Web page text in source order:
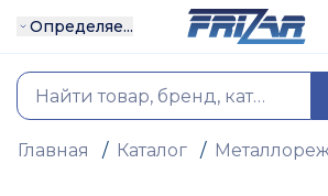
Определяе...
Главная / Каталог /